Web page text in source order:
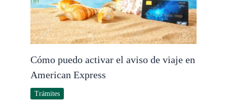
Cómo puedo activar el aviso de viaje en
American Express
Trámites